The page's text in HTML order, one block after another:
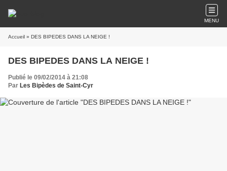
MENU
Accueil » DES BIPEDES DANS LA NEIGE !
DES BIPEDES DANS LA NEIGE !
Publié le 09/02/2014 à 21:08
Par Les Bipèdes de Saint-Cyr